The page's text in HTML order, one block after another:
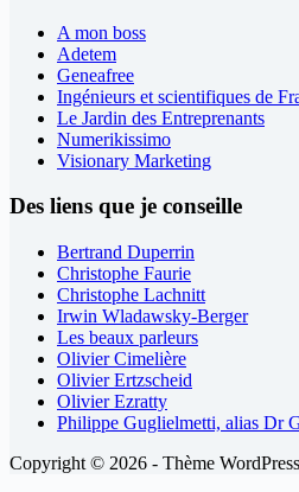
A mon boss
Adetem
Geneafree
Ingénieurs et scientifiques de
Le Jardin des Entreprenants
Numerikissimo
Visionary Marketing
Des liens que je conseille
Bertrand Duperrin
Christophe Faurie
Christophe Lachnitt
Irwin Wladawsky-Berger
Les beaux parleurs
Olivier Cimelière
Olivier Ertzscheid
Olivier Ezratty
Philippe Guglielmetti, alias Dr
Copyright © 2026 - Thème